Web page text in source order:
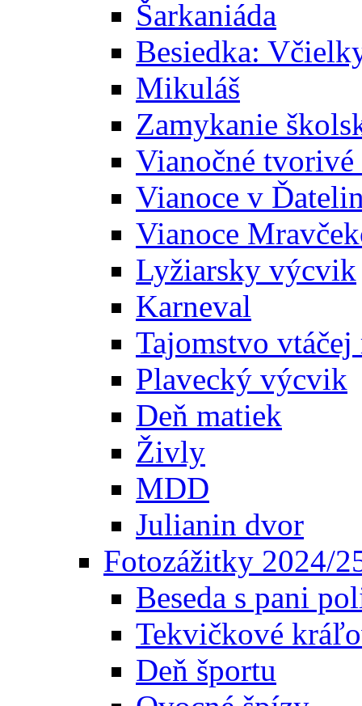
Šarkaniáda
Besiedka:
Mikuláš
Zamykanie
Vianočné tvorivé
Vianoce v
Vianoce
Lyžiarsky výcvik
Karneval
Tajomstvo vtáčej
Plavecký výcvik
Deň matiek
Živly
MDD
Julianin dvor
Fotozážitky 2024/
Beseda s pani
Tekvičkové
Deň športu